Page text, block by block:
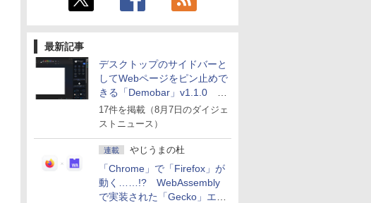
最新記事
デスクトップのサイドバーと
してWebページをピン止めで
きる「Demobar」v1.1.0 ほ
か
17件を掲載（8月7日のダイジェ
ストニュース）
連載 やじうまの杜
「Chrome」で「Firefox」が
動く……!? WebAssembly
で実装された「Gecko」エン